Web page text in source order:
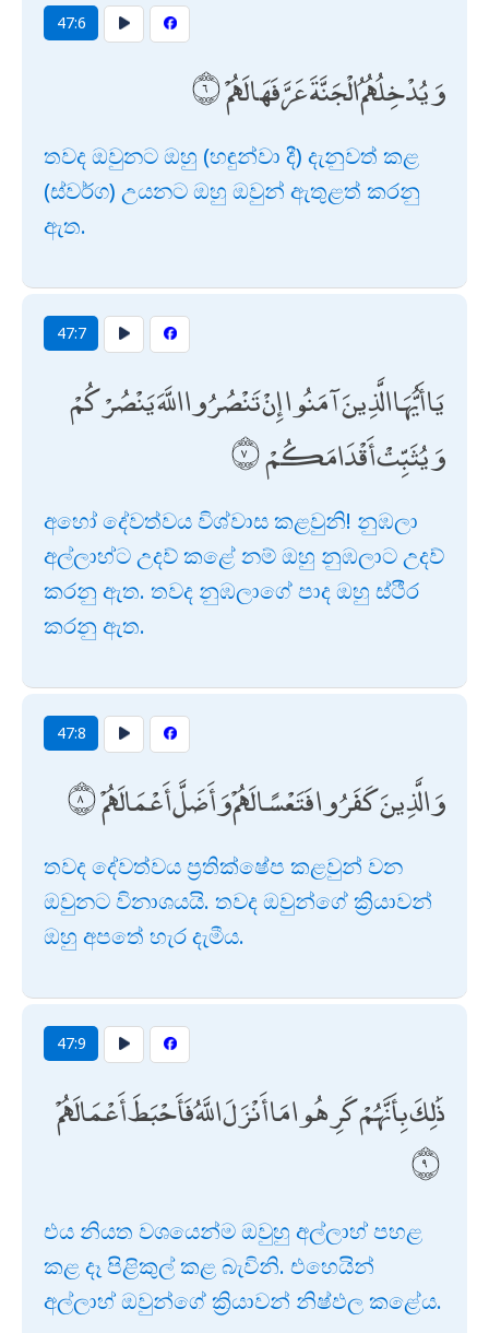
47:6
وَيُدْخِلُهُمُ الْجَنَّةَ عَرَّفَهَا لَهُمْ
තවද ඔවුනට ඔහු (හඳුන්වා දී) දැනුවත් කළ
(ස්වර්ග) උයනට ඔහු ඔවුන් ඇතුළත් කරනු
ඇත.
47:7
يَا أَيُّهَا الَّذِينَ آمَنُوا إِنْ تَنْصُرُوا اللَّهَ يَنْصُرْكُمْ
وَيُثَبِّتْ أَقْدَامَكُمْ
අහෝ දේවත්වය විශ්වාස කළවුනි! නුඹලා
අල්ලාහ්ට උදව් කළේ නම් ඔහු නුඹලාට උදව්
කරනු ඇත. තවද නුඹලාගේ පාද ඔහු ස්ථීර
කරනු ඇත.
47:8
وَالَّذِينَ كَفَرُوا فَتَعْسًا لَهُمْ وَأَضَلَّ أَعْمَالَهُمْ
තවද දේවත්වය ප්‍රතික්ෂේප කළවුන් වන
ඔවුනට විනාශයයි. තවද ඔවුන්ගේ ක්‍රියාවන්
ඔහු අපතේ හැර දැමීය.
47:9
ذَٰلِكَ بِأَنَّهُمْ كَرِهُوا مَا أَنْزَلَ اللَّهُ فَأَحْبَطَ أَعْمَالَهُمْ
එය නියත වශයෙන්ම ඔවුහු අල්ලාහ් පහළ
කළ දෑ පිළිකුල් කළ බැවිනි. එහෙයින්
අල්ලාහ් ඔවුන්ගේ ක්‍රියාවන් නිෂ්ඵල කළේය.